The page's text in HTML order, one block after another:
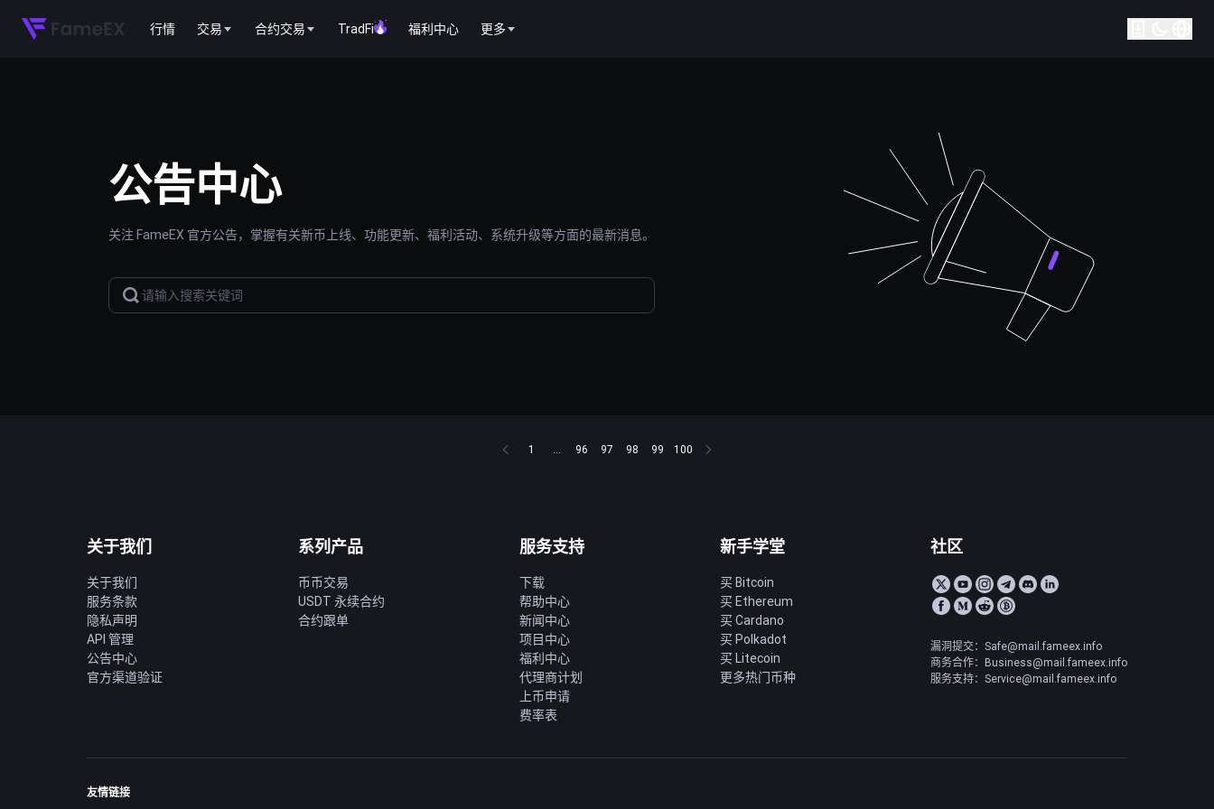
行情 交易 合约交易 TradFi 福利中心 更多
公告中心
关注 FameEX 官方公告，掌握有关新币上线、功能更新、福利活动、系统升级等方面的最新消息。
1 ... 96 97 98 99 100
关于我们
关于我们
服务条款
隐私声明
API 管理
公告中心
官方渠道验证
系列产品
币币交易
USDT 永续合约
合约跟单
服务支持
下载
帮助中心
新闻中心
项目中心
福利中心
代理商计划
上币申请
费率表
新手学堂
买 Bitcoin
买 Ethereum
买 Cardano
买 Polkadot
买 Litecoin
更多热门币种
社区
漏洞提交：Safe@mail.fameex.info
商务合作：Business@mail.fameex.info
服务支持：Service@mail.fameex.info
友情链接